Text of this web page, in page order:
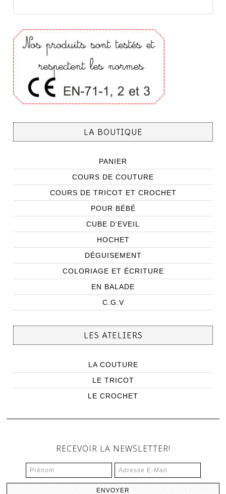
LA BOUTIQUE
PANIER
COURS DE COUTURE
COURS DE TRICOT ET CROCHET
POUR BÉBÉ
CUBE D’EVEIL
HOCHET
DÉGUISEMENT
COLORIAGE ET ÉCRITURE
EN BALADE
C.G.V
LES ATELIERS
LA COUTURE
LE TRICOT
LE CROCHET
RECEVOIR LA NEWSLETTER!